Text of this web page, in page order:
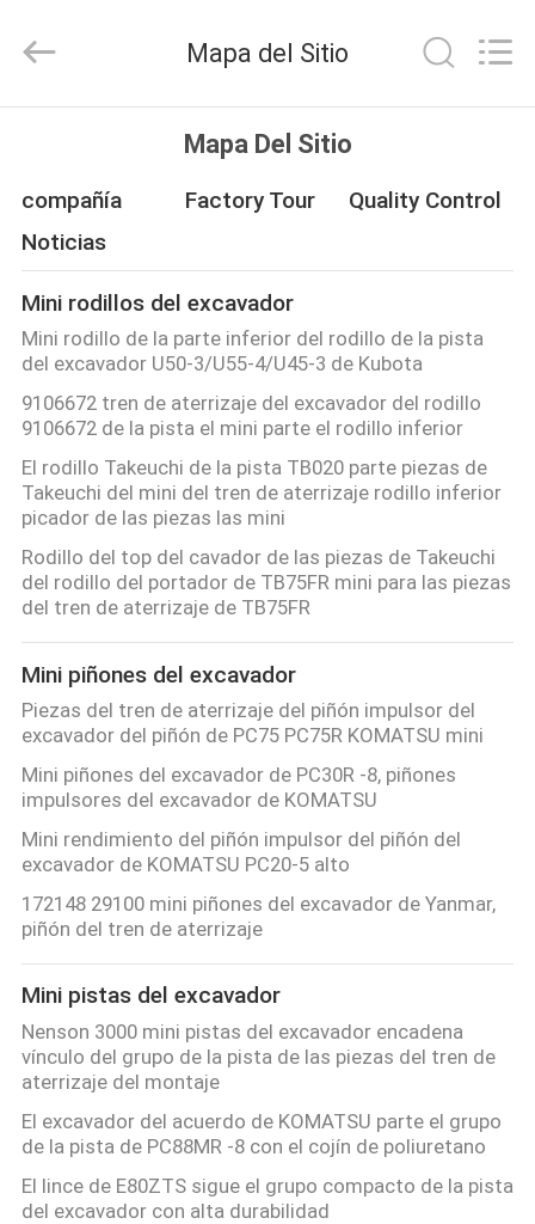
PRODUCTOS
SOBRE
NOSOTROS
VIAJE
DE
LA
FÁBRICA
CONTROL
DE
CALIDAD
NOTICIAS
PIDA
UNA
CITA
MAPA
DEL
SITIO
PRIVACY
POLICY
Corporation.
Mapa del Sitio
Mapa Del Sitio
compañía Factory Tour
Quality Control
Noticias
Mini rodillos del excavador
Mini rodillo de la parte inferior del rodillo de la pista
del excavador U50-3/U55-4/U45-3 de Kubota
9106672 tren de aterrizaje del excavador del rodillo
9106672 de la pista el mini parte el rodillo inferior
El rodillo Takeuchi de la pista TB020 parte piezas de
Takeuchi del mini del tren de aterrizaje rodillo inferior
picador de las piezas las mini
Rodillo del top del cavador de las piezas de Takeuchi
del rodillo del portador de TB75FR mini para las piezas
del tren de aterrizaje de TB75FR
Mini piñones del excavador
Piezas del tren de aterrizaje del piñón impulsor del
excavador del piñón de PC75 PC75R KOMATSU mini
Mini piñones del excavador de PC30R -8, piñones
impulsores del excavador de KOMATSU
Mini rendimiento del piñón impulsor del piñón del
excavador de KOMATSU PC20-5 alto
172148 29100 mini piñones del excavador de Yanmar,
piñón del tren de aterrizaje
Mini pistas del excavador
Nenson 3000 mini pistas del excavador encadena
vínculo del grupo de la pista de las piezas del tren de
aterrizaje del montaje
El excavador del acuerdo de KOMATSU parte el grupo
de la pista de PC88MR -8 con el cojín de poliuretano
El lince de E80ZTS sigue el grupo compacto de la pista
del excavador con alta durabilidad